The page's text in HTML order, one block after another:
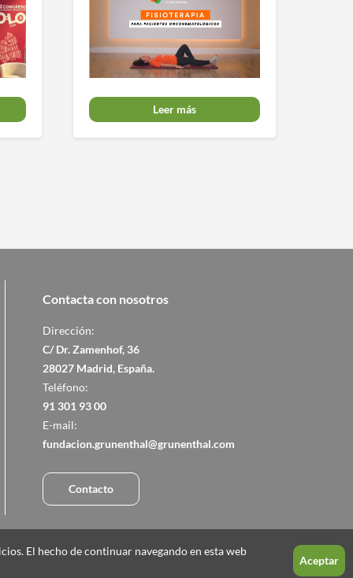
Leer más
Contacta con nosotros
Dirección:
C/ Dr. Zamenhof, 36
28027 Madrid, España.
Teléfono:
91 301 93 00
E-mail:
fundacion.grunenthal@grunenthal.com
Contacto
El hecho de continuar navegando en esta web
Aceptar